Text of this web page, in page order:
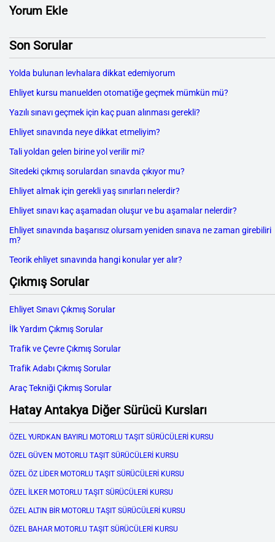
Yorum Ekle
Son Sorular
Yolda bulunan levhalara dikkat edemiyorum
Ehliyet kursu manuelden otomatiğe geçmek mümkün mü?
Yazılı sınavı geçmek için kaç puan alınması gerekli?
Ehliyet sınavında neye dikkat etmeliyim?
Tali yoldan gelen birine yol verilir mi?
Sitedeki çıkmış sorulardan sınavda çıkıyor mu?
Ehliyet almak için gerekli yaş sınırları nelerdir?
Ehliyet sınavı kaç aşamadan oluşur ve bu aşamalar nelerdir?
Ehliyet sınavında başarısız olursam yeniden sınava ne zaman girebiliri
m?
Teorik ehliyet sınavında hangi konular yer alır?
Çıkmış Sorular
Ehliyet Sınavı Çıkmış Sorular
İlk Yardım Çıkmış Sorular
Trafik ve Çevre Çıkmış Sorular
Trafik Adabı Çıkmış Sorular
Araç Tekniği Çıkmış Sorular
Hatay Antakya Diğer Sürücü Kursları
ÖZEL YURDKAN BAYIRLI MOTORLU TAŞIT SÜRÜCÜLERİ KURSU
ÖZEL GÜVEN MOTORLU TAŞIT SÜRÜCÜLERİ KURSU
ÖZEL ÖZ LİDER MOTORLU TAŞIT SÜRÜCÜLERİ KURSU
ÖZEL İLKER MOTORLU TAŞIT SÜRÜCÜLERİ KURSU
ÖZEL ALTIN BİR MOTORLU TAŞIT SÜRÜCÜLERİ KURSU
ÖZEL BAHAR MOTORLU TAŞIT SÜRÜCÜLERİ KURSU